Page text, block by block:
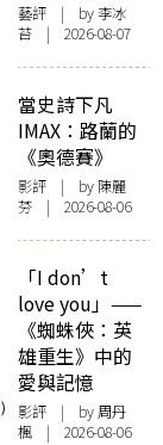
）
藝評 | by 李冰
苔 | 2026-08-07
當史詩下凡
IMAX：路蘭的
《奧德賽》
影評 | by 陳麗
芬 | 2026-08-06
「I don’t
love you」——
《蜘蛛俠：英
雄重生》中的
愛與記憶
影評 | by周丹
楓 | 2026-08-06